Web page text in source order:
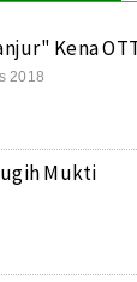
Kena
2018
Mukti